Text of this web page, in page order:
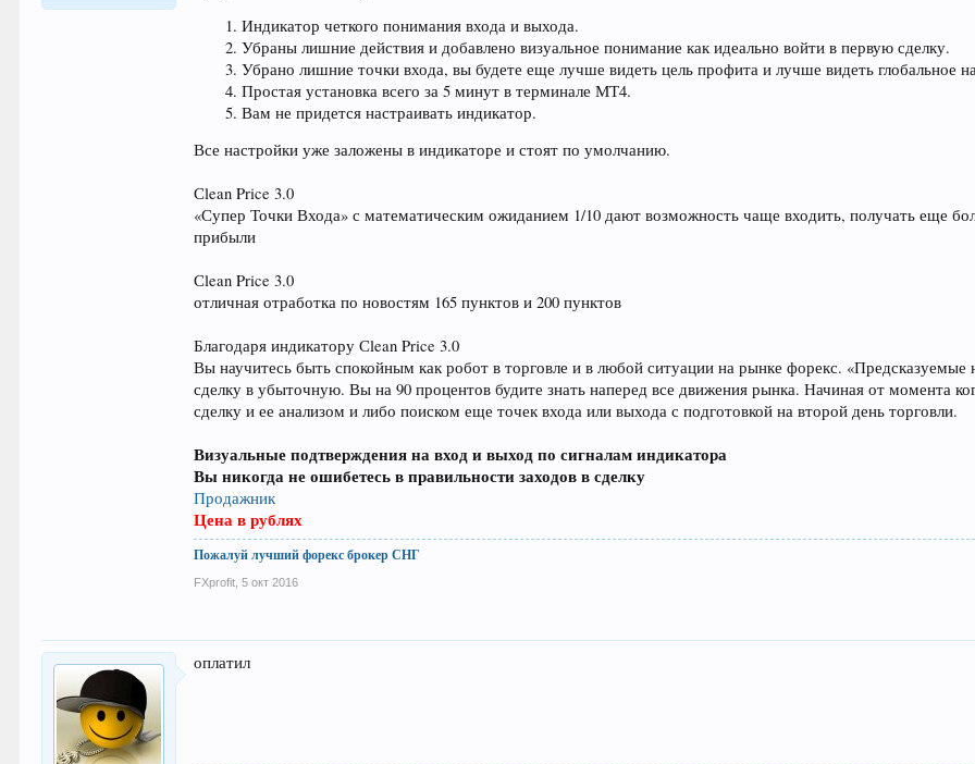
Индикатор четкого понимания входа и выхода.
Убраны лишние действия и добавлено визуальное понимание как идеально войти в первую сделку.
Убрано лишние точки входа, вы будете еще лучше видеть цель профита и лучше видеть глобальное
Простая установка всего за 5 минут в терминале МТ4.
Вам не придется настраивать индикатор.
Все настройки уже заложены в индикаторе и стоят по умолчанию.
Сlean Price 3.0
«Супер Точки Входа» с математическим ожиданием 1/10 дают возможность чаще входить, получать еще
прибыли
Сlean Price 3.0
отличная отработка по новостям 165 пунктов и 200 пунктов
Благодаря индикатору Сlean Price 3.0
Вы научитесь быть спокойным как робот в торговле и в любой ситуации на рынке форекс.
сделку в убыточную. Вы на 90 процентов будите знать наперед все движения рынка. Начиная от момента
сделку и ее анализом и либо поиском еще точек входа или выхода с подготовкой на второй день торговли.
Визуальные подтверждения на вход и выход по сигналам индикатора
Вы никогда не ошибетесь в правильности заходов в сделку
Продажник
Цена в рублях
Пожалуй лучший форекс брокер СНГ
FXprofit 5 окт 2016
оплатил